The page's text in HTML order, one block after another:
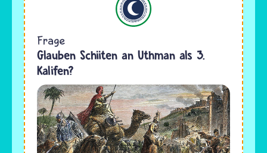
Frage
Glauben Schiiten an Uthman als 3.
Kalifen?